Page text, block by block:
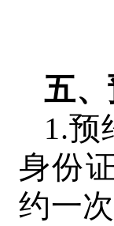
五、
1.预
身份
约一次